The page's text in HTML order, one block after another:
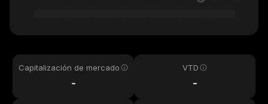
Capitalización de mercado
-
VTD
-